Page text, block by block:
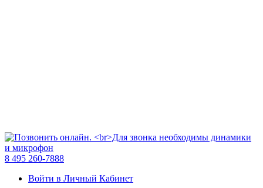
8 495 260-7888
Войти в Личный Кабинет